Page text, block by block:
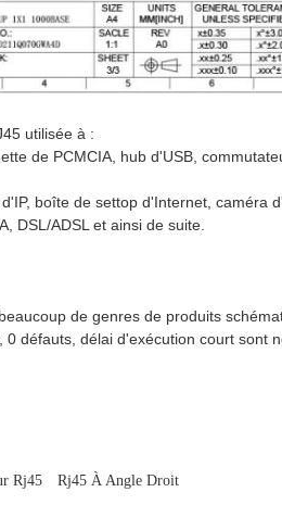
utilisée à :
de PCMCIA, hub d'USB,
boîte de settop d'Internet, caméra
DSL/ADSL et ainsi de suite.
de genres de produits
défauts, délai d'exécution court sont
Rj45 Rj45 À Angle Droit